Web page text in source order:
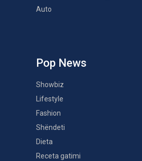
Auto
Pop News
Showbiz
Lifestyle
Fashion
Shëndeti
Dieta
Receta gatimi